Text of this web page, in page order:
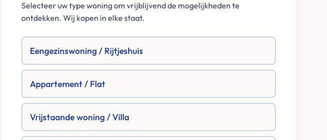
Selecteer uw type woning om vrijblijvend de mogelijkheden te
ontdekken. Wij kopen in elke staat.
Eengezinswoning / Rijtjeshuis
Appartement / Flat
Vrijstaande woning / Villa